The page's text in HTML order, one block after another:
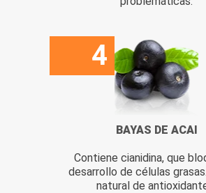
4
BAYAS DE ACAI
Contiene cianidina, que
desarrollo de células
natural de